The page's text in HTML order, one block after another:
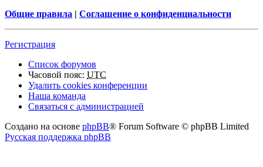
Общие правила | Соглашение о конфиденциальности
Регистрация
Список форумов
Часовой пояс: UTC
Удалить cookies конференции
Наша команда
Связаться с администрацией
Создано на основе phpBB® Forum Software © phpBB Limited
Русская поддержка phpBB